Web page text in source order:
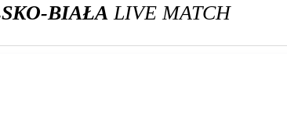
BIAŁA LIVE MATCH